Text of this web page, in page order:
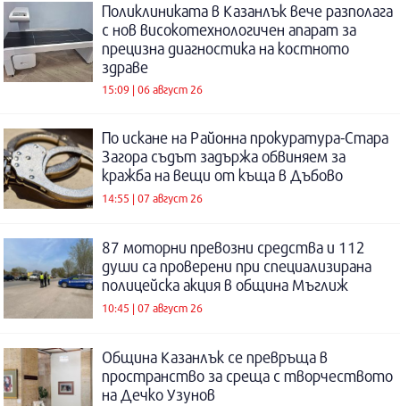
Поликлиниката в Казанлък вече разполага
с нов високотехнологичен апарат за
прецизна диагностика на костното
здраве
15:09 | 06 август 26
По искане на Районна прокуратура-Стара
Загора съдът задържа обвиняем за
кражба на вещи от къща в Дъбово
14:55 | 07 август 26
87 моторни превозни средства и 112
души са проверени при специализирана
полицейска акция в община Мъглиж
10:45 | 07 август 26
Община Казанлък се превръща в
пространство за среща с творчеството
на Дечко Узунов